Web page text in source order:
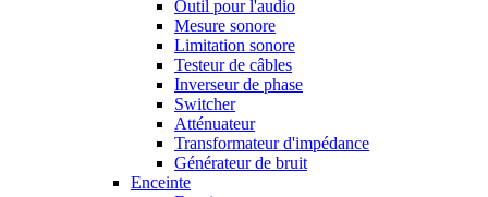
Outil pour l'audio
Mesure sonore
Limitation sonore
Testeur de câbles
Inverseur de phase
Switcher
Atténuateur
Transformateur d'impédance
Générateur de bruit
Enceinte